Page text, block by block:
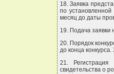
18. Заявка
по
месяц до даты
19. Подача заявки
20. Порядок
до конца
21. Регистрация
свидетельства о